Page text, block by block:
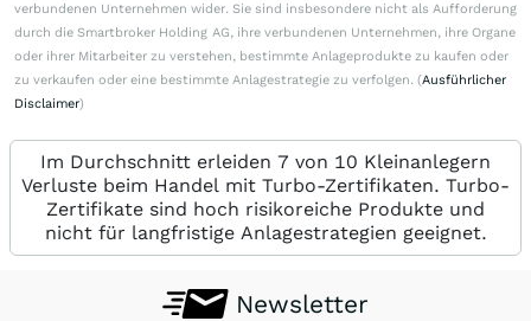
verbundenen Unternehmen wider. Sie sind insbesondere nicht als Aufforderung
durch die Smartbroker Holding AG, ihre verbundenen Unternehmen, ihre Organe
oder ihrer Mitarbeiter zu verstehen, bestimmte Anlageprodukte zu kaufen oder
zu verkaufen oder eine bestimmte Anlagestrategie zu verfolgen. (Ausführlicher
Disclaimer)
Im Durchschnitt erleiden 7 von 10 Kleinanlegern
Verluste beim Handel mit Turbo-Zertifikaten. Turbo-
Zertifikate sind hoch risikoreiche Produkte und
nicht für langfristige Anlagestrategien geeignet.
Newsletter